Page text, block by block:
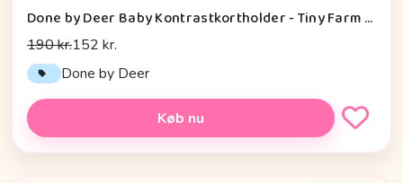
Done by Deer Baby Kontrastkortholder - Tiny Farm - Grøn
190 kr.152 kr.
Done by Deer
Køb nu